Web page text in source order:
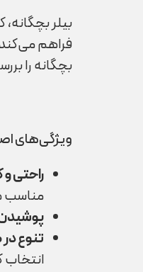
بیلر
فراهم
بچگانه را
ویژگی‌های
راحتی و
مناسب
تنوع
انتخاب